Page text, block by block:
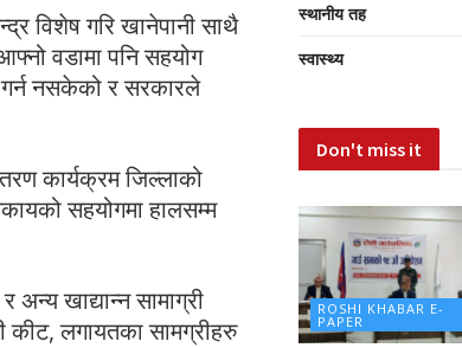
विशेष गरि खानेपानी साथै
वडामा पनि सहयोग
नसकेको र सरकारले
कार्यक्रम जिल्लाको
सहयोगमा हालसम्म
खाद्यान्न सामाग्री
कीट, लगायतका सामग्रीहरु
स्थानीय तह
स्वास्थ्य
Don't miss it
ROSHI KHABAR E-
PAPER